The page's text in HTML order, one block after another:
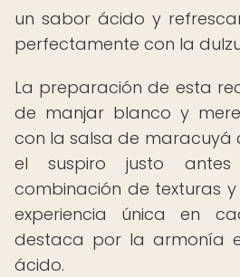
un sabor ácido y
perfectamente con la
La preparación de esta
de manjar blanco y
con la salsa de maracuyá
el suspiro justo
combinación de texturas
experiencia única en
destaca por la armonía
ácido.